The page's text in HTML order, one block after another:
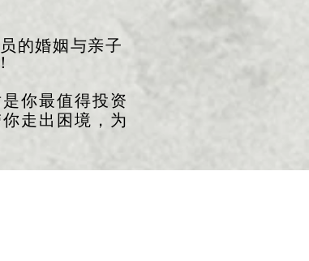
的婚姻与亲子
你最值得投资
走出困境，为